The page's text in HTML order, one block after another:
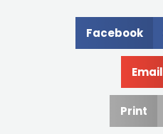
Facebook
Email
Print